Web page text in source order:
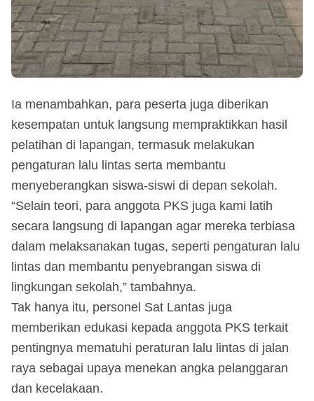
Ia menambahkan, para peserta juga diberikan
kesempatan untuk langsung mempraktikkan hasil
pelatihan di lapangan, termasuk melakukan
pengaturan lalu lintas serta membantu
menyeberangkan siswa-siswi di depan sekolah.
“Selain teori, para anggota PKS juga kami latih
secara langsung di lapangan agar mereka terbiasa
dalam melaksanakan tugas, seperti pengaturan lalu
lintas dan membantu penyebrangan siswa di
lingkungan sekolah,” tambahnya.
Tak hanya itu, personel Sat Lantas juga
memberikan edukasi kepada anggota PKS terkait
pentingnya mematuhi peraturan lalu lintas di jalan
raya sebagai upaya menekan angka pelanggaran
dan kecelakaan.